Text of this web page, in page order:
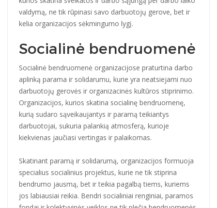
valdymą, ne tik rūpinasi savo darbuotojų gerove, bet ir
kelia organizacijos sėkmingumo lygį.
Socialinė bendruomenė
Socialinė bendruomenė organizacijose praturtina darbo
aplinką parama ir solidarumu, kurie yra neatsiejami nuo
darbuotojų gerovės ir organizacinės kultūros stiprinimo.
Organizacijos, kurios skatina socialinę bendruomenę,
kurią sudaro sąveikaujantys ir paramą teikiantys
darbuotojai, sukuria palankią atmosferą, kurioje
kiekvienas jaučiasi vertingas ir palaikomas.
Skatinant paramą ir solidarumą, organizacijos formuoja
specialius socialinius projektus, kurie ne tik stiprina
bendrumo jausmą, bet ir teikia pagalbą tiems, kuriems
jos labiausiai reikia. Bendri socialiniai renginiai, paramos